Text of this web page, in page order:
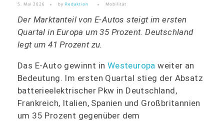
5. Mai 2026 by Redaktion Mobilität
Der Marktanteil von E-Autos steigt im ersten
Quartal in Europa um 35 Prozent. Deutschland
legt um 41 Prozent zu.
Das E-Auto gewinnt in Westeuropa weiter an
Bedeutung. Im ersten Quartal stieg der Absatz
batterieelektrischer Pkw in Deutschland,
Frankreich, Italien, Spanien und Großbritannien
um 35 Prozent gegenüber dem